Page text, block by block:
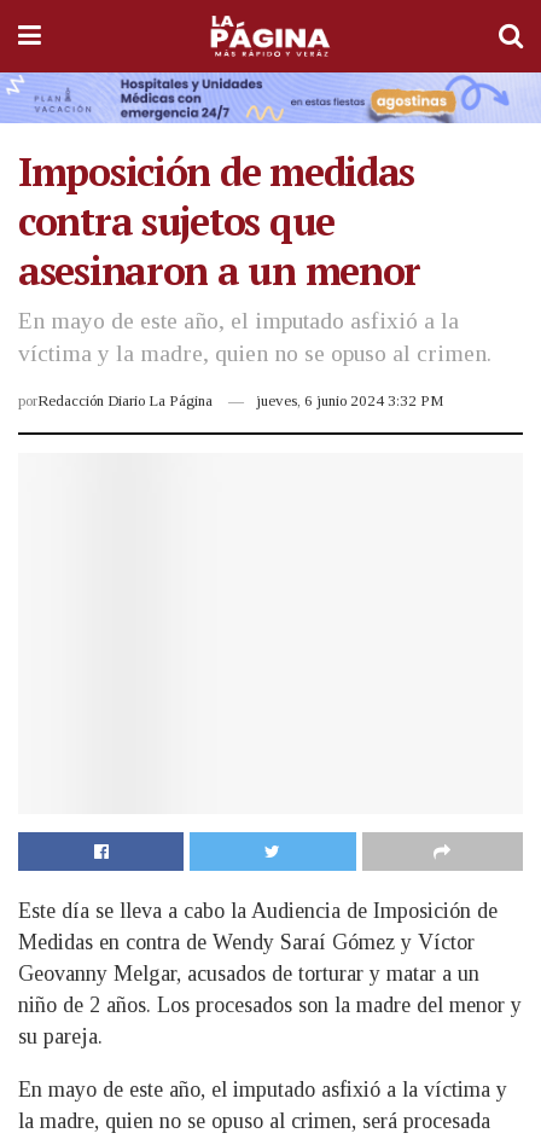
Imposición de medidas
contra sujetos que
asesinaron a un menor
En mayo de este año, el imputado asfixió a la
víctima y la madre, quien no se opuso al crimen.
porRedacción Diario La Página jueves, 6 junio 2024 3:32 PM
Este día se lleva a cabo la Audiencia de Imposición de
Medidas en contra de Wendy Saraí Gómez y Víctor
Geovanny Melgar, acusados de torturar y matar a un
niño de 2 años. Los procesados son la madre del menor y
su pareja.
En mayo de este año, el imputado asfixió a la víctima y
la madre, quien no se opuso al crimen, será procesada